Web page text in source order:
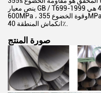
ينص معيار GB / T699-1999 على أن مقاومة الشد للفولاذ 45 هي
600MPa ، وقوة الخضوع 355MPa ، ومعدل الاستطالة 16٪ ، ومعدل
انكماش المنطقة 40٪.
صورة المنتج